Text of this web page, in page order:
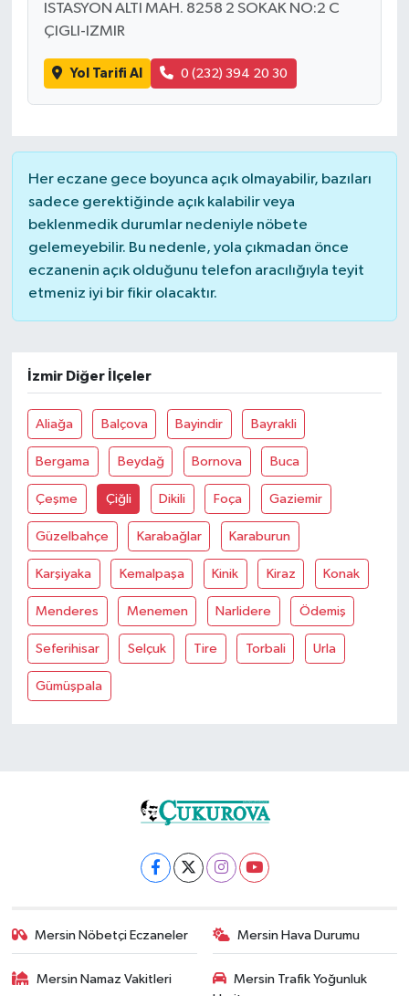
ISTASYON ALTI MAH. 8258 2 SOKAK NO:2 C
ÇIGLI-IZMIR
Yol Tarifi Al 0 (232) 394 20 30
Her eczane gece boyunca açık olmayabilir, bazıları
sadece gerektiğinde açık kalabilir veya
beklenmedik durumlar nedeniyle nöbete
gelemeyebilir. Bu nedenle, yola çıkmadan önce
eczanenin açık olduğunu telefon aracılığıyla teyit
etmeniz iyi bir fikir olacaktır.
İzmir Diğer İlçeler
Aliağa Balçova Bayindir Bayrakli
Bergama Beydağ Bornova Buca
Çeşme Çiğli Dikili Foça Gaziemir
Güzelbahçe Karabağlar Karaburun
Karşiyaka Kemalpaşa Kinik Kiraz Konak
Menderes Menemen Narlidere Ödemiş
Seferihisar Selçuk Tire Torbali Urla
Gümüşpala
Mersin Nöbetçi Eczaneler Mersin Hava Durumu
Mersin Namaz Vakitleri
Mersin Trafik Yoğunluk